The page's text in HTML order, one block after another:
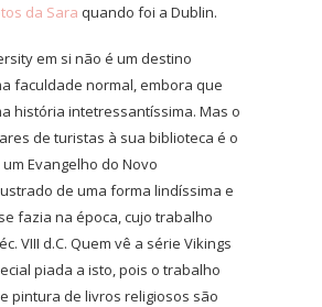
da Sara quando foi a Dublin.
em si não é um destino
faculdade normal, embora que
história intetressantíssima. Mas o
de turistas à sua biblioteca é o
Evangelho do Novo
de uma forma lindíssima e
fazia na época, cujo trabalho
VIII d.C. Quem vê a série Vikings
piada a isto, pois o trabalho
pintura de livros religiosos são